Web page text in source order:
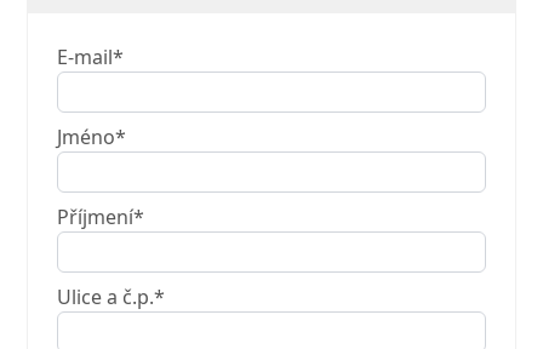
E-mail*
Jméno*
Příjmení*
Ulice a č.p.*